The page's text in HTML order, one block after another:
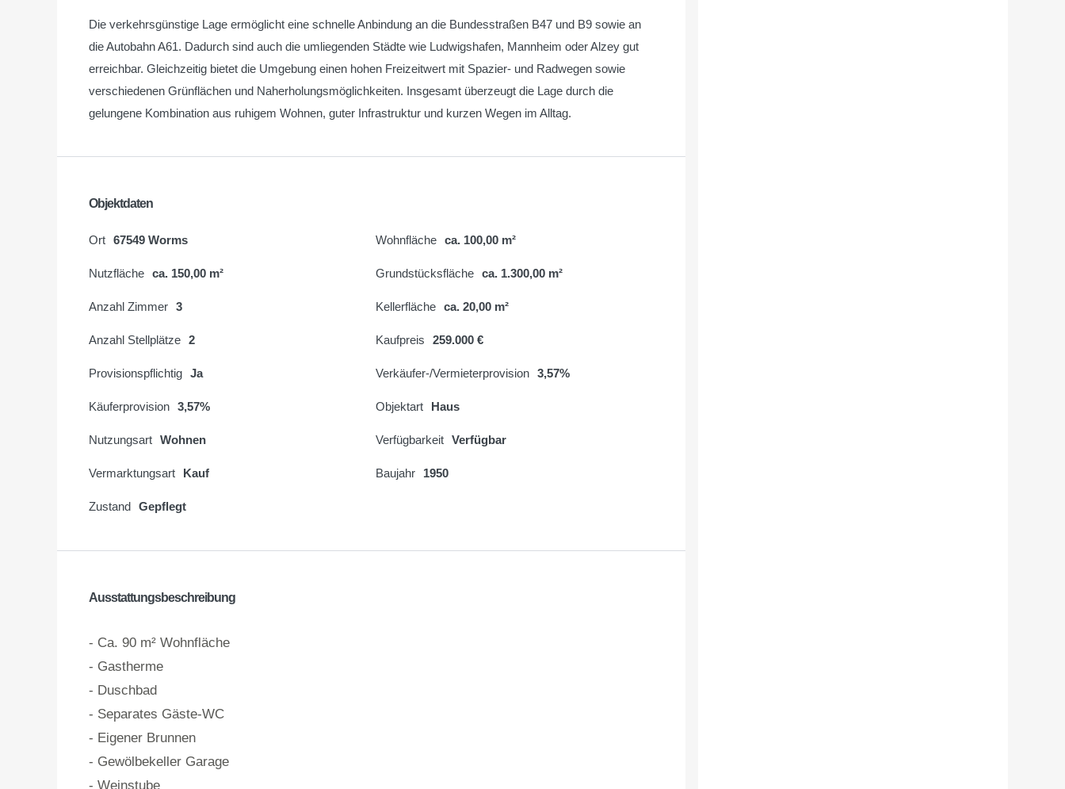
Die verkehrsgünstige Lage ermöglicht eine schnelle Anbindung an die Bundesstraßen B47 und B9 sowie an
die Autobahn A61. Dadurch sind auch die umliegenden Städte wie Ludwigshafen, Mannheim oder Alzey gut
erreichbar. Gleichzeitig bietet die Umgebung einen hohen Freizeitwert mit Spazier- und Radwegen sowie
verschiedenen Grünflächen und Naherholungsmöglichkeiten. Insgesamt überzeugt die Lage durch die
gelungene Kombination aus ruhigem Wohnen, guter Infrastruktur und kurzen Wegen im Alltag.
Objektdaten
Ort 67549 Worms Wohnfläche ca. 100,00 m²
Nutzfläche ca. 150,00 m² Grundstücksfläche ca. 1.300,00 m²
Anzahl Zimmer 3 Kellerfläche ca. 20,00 m²
Anzahl Stellplätze 2 Kaufpreis 259.000 €
Provisionspflichtig Ja Verkäufer-/Vermieterprovision 3,57%
Käuferprovision 3,57% Objektart Haus
Nutzungsart Wohnen Verfügbarkeit Verfügbar
Vermarktungsart Kauf Baujahr 1950
Zustand Gepflegt
Ausstattungsbeschreibung
- Ca. 90 m² Wohnfläche
- Gastherme
- Duschbad
- Separates Gäste-WC
- Eigener Brunnen
- Gewölbekeller Garage
- Weinstube